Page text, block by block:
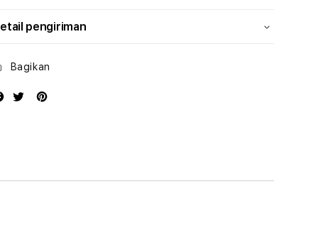
pengiriman
Bagikan